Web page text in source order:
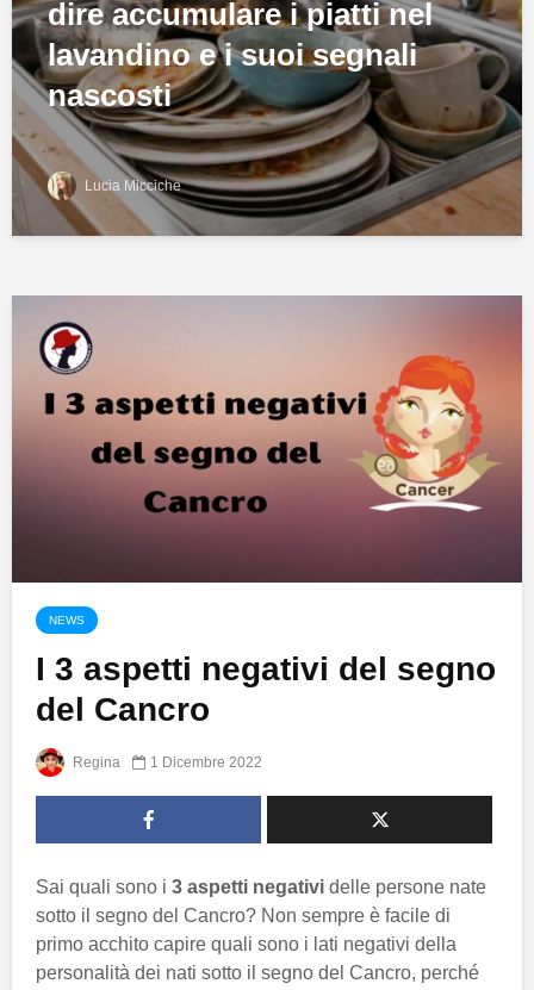
dire accumulare i piatti nel
lavandino e i suoi segnali
nascosti
Lucia Micciche
NEWS
I 3 aspetti negativi del segno
del Cancro
Regina 1 Dicembre 2022
Sai quali sono i 3 aspetti negativi delle persone nate
sotto il segno del Cancro? Non sempre è facile di
primo acchito capire quali sono i lati negativi della
personalità dei nati sotto il segno del Cancro, perché